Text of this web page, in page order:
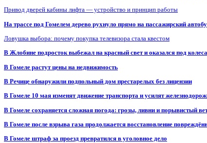
Привод дверей кабины лифта — устройство и принцип работы
На трассе под Гомелем дерево рухнуло прямо на пассажирский
Ловушка выбора: почему покупка телевизора стала квестом
В Жлобине подросток выбежал на красный свет и оказался под
В Гомеле растут цены на недвижимость
В Речице обнаружили подпольный дом престарелых без лицензии
В Гомеле 10 мая изменят движение транспорта и усилят
В Гомеле сохраняется сложная погода: грозы, ливни и порывистый
В Гомеле после взрыва газа продолжается восстановление
В Гомеле штраф за проезд превратился в уголовное дело